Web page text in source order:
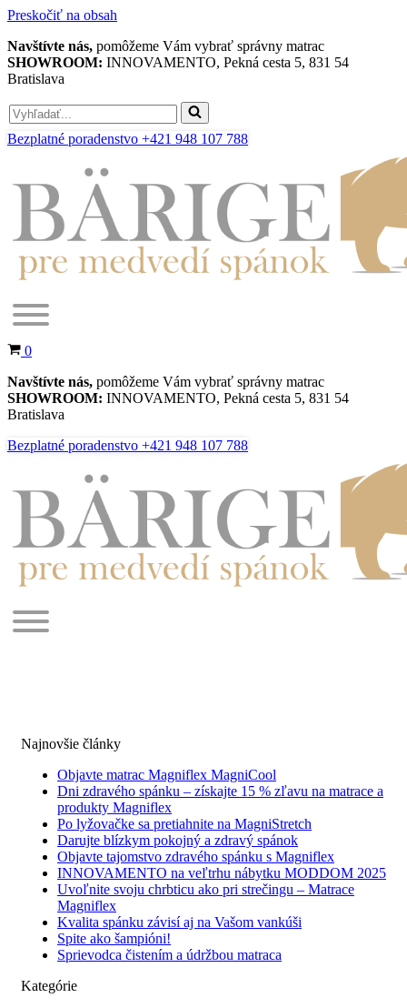
Preskočiť na obsah
Navštívte nás, pomôžeme Vám vybrať správny matrac
SHOWROOM: INNOVAMENTO, Pekná cesta 5, 831 54
Bratislava
Search
for...
Bezplatné poradenstvo +421 948 107 788
Košík
0
Navštívte nás, pomôžeme Vám vybrať správny matrac
SHOWROOM: INNOVAMENTO, Pekná cesta 5, 831 54
Bratislava
Bezplatné poradenstvo +421 948 107 788
Najnovšie články
Objavte matrac Magniflex MagniCool
Dni zdravého spánku – získajte 15 % zľavu na matrace a
produkty Magniflex
Po lyžovačke sa pretiahnite na MagniStretch
Darujte blízkym pokojný a zdravý spánok
Objavte tajomstvo zdravého spánku s Magniflex
INNOVAMENTO na veľtrhu nábytku MODDOM 2025
Uvoľnite svoju chrbticu ako pri strečingu – Matrace
Magniflex
Kvalita spánku závisí aj na Vašom vankúši
Spite ako šampióni!
Sprievodca čistením a údržbou matraca
Kategórie